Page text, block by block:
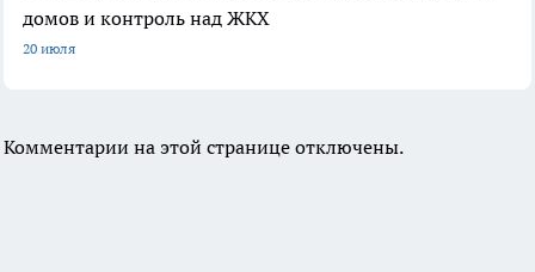
домов и контроль над ЖКХ
20 июля
Комментарии на этой странице отключены.